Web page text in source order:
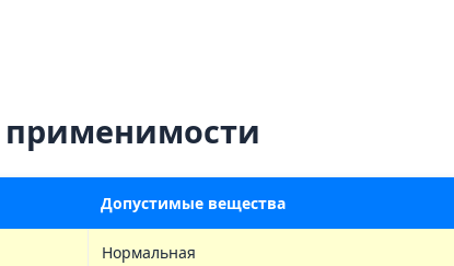
Допустимые вещества
Нормальная